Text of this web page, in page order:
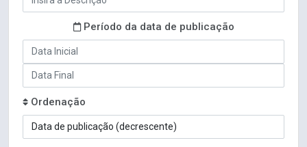
Período da data de publicação
Ordenação